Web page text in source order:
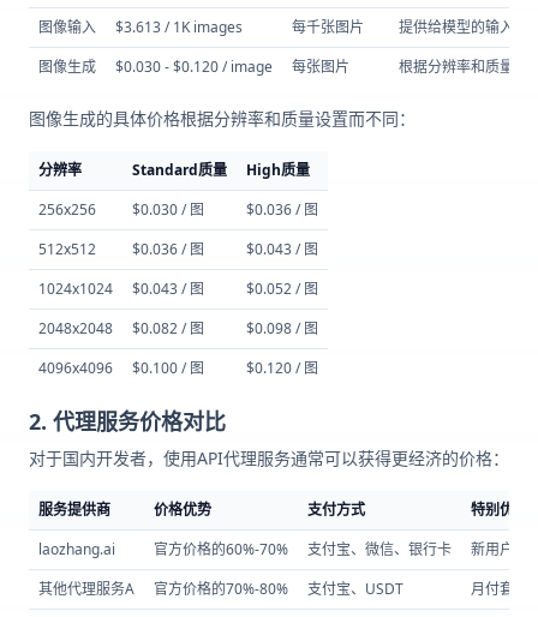
图像输入
$3.613 / 1K images 每千张图片
提供给模型的输入图
图像生成
$0.030 - $0.120 / image 每张图片 根据分辨率和质量不
图像生成的具体价格根据分辨率和质量设置而不同：
分辨率 Standard质量
High质量
256x256
$0.030 / 图
$0.036 / 图
512x512
$0.036 / 图
$0.043 / 图
1024x1024
$0.043 / 图
$0.052 / 图
2048x2048
$0.082 / 图
$0.098 / 图
4096x4096
$0.100 / 图 $0.120 / 图
2. 代理服务价格对比
对于国内开发者，使用API代理服务通常可以获得更经济的价格：
服务提供商 价格优势 支付方式
特别优惠
laozhang.ai
官方价格的60%-70% 支付宝、微信、银行卡
新用户注
其他代理服务A
官方价格的70%-80% 支付宝、USDT
月付套餐